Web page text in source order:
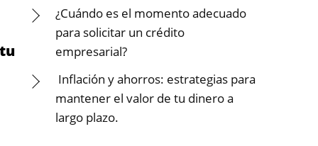
¿Cuándo es el momento adecuado
para solicitar un crédito
empresarial?
Inflación y ahorros: estrategias para
mantener el valor de tu dinero a
largo plazo.